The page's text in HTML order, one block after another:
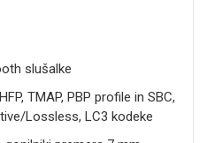
slušalke
TMAP, PBP profile in SBC,
Lossless, LC3 kodeke